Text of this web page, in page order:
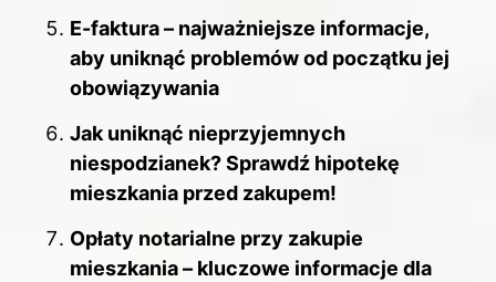
E-faktura – najważniejsze informacje,
aby uniknąć problemów od początku jej
obowiązywania
Jak uniknąć nieprzyjemnych
niespodzianek? Sprawdź hipotekę
mieszkania przed zakupem!
Opłaty notarialne przy zakupie
mieszkania – kluczowe informacje dla